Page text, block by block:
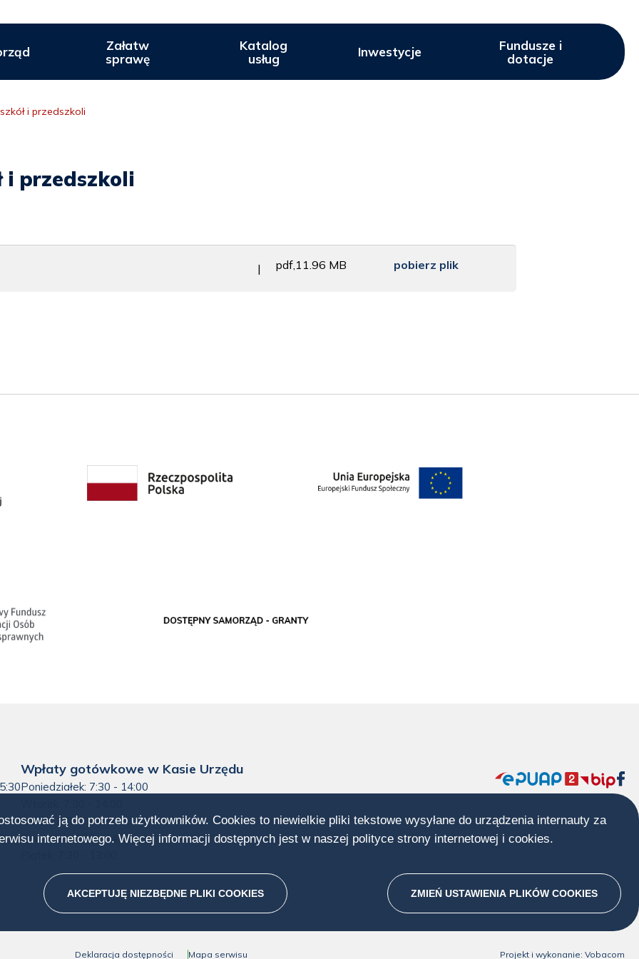
Załatw
sprawę
Katalog
usług
Inwestycje
Fundusze i
dotacje
i przedszkoli
i przedszkoli
pdf,11.96 MB pobierz plik
Wpłaty gotówkowe w Kasie Urzędu
Poniedziałek: 7:30 - 14:00
Środa: 7:30 - 14:00
Czwartek: 7:30 - 14:00
Menu
środkowa
Deklaracja dostępności Mapa serwisu Projekt i wykonanie: Vobacom
ją do potrzeb użytkowników. Cookies to niewielkie pliki tekstowe wysyłane do urządzenia internauty za
internetowego. Więcej informacji dostępnych jest w naszej polityce strony internetowej i cookiesOtworzy
w
nowej
karcie
.
AKCEPTUJĘ NIEZBĘDNE PLIKI COOKIES ZMIEŃ USTAWIENIA PLIKÓW COOKIES